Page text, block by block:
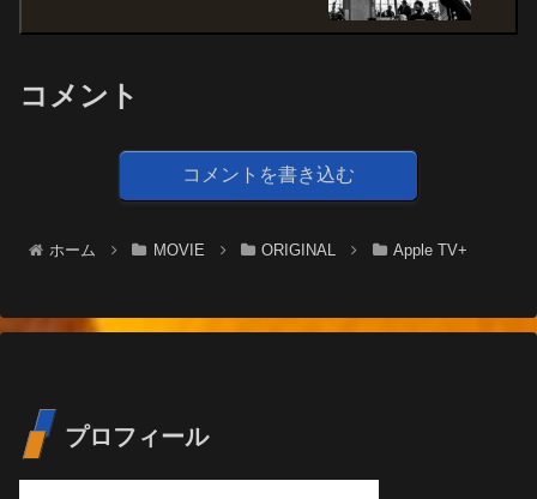
コメント
コメントを書き込む
ホーム MOVIE ORIGINAL Apple TV+
プロフィール